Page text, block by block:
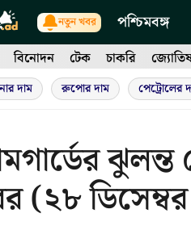
নতুন খবর পশ্চিমবঙ্গ
বিনোদন টেক চাকরি
দাম রুপোর দাম পেট্রোলের
(২৮